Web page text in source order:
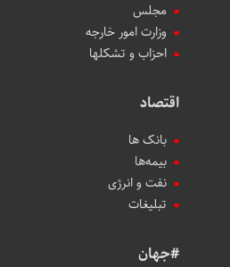
مجلس
وزارت امور خارجه
احزاب و تشکلها
اقتصاد
بانک ها
بیمه‌ها
نفت و انرژی
تبلیغات
#جهان